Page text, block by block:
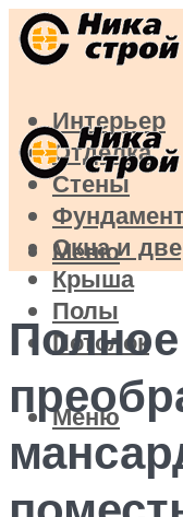
Интерьер
Отделка
Стены
Окна и
Крыша
Полы
Потолок
Меню
Меню
Полное